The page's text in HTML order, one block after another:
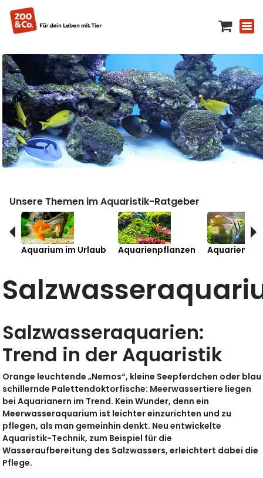
Unsere Themen im Aquaristik-Ratgeber
Aquarium im Urlaub Aquarienpflanzen
Salzwasseraquarien:
Trend in der Aquaristik
Orange leuchtende „Nemos“, kleine Seepferdchen oder blau
schillernde Palettendoktorfische: Meerwassertiere liegen
bei Aquarianern im Trend. Kein Wunder, denn ein
Meerwasseraquarium ist leichter einzurichten und zu
pflegen, als man gemeinhin denkt. Neu entwickelte
Aquaristik-Technik, zum Beispiel für die
Wasseraufbereitung des Salzwassers, erleichtert dabei die
Pflege.